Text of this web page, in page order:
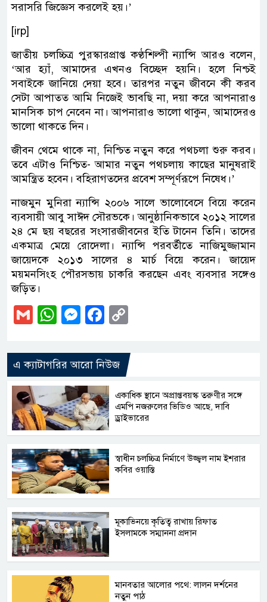
সরাসরি জিজ্ঞেস করলেই হয়।’
[irp]
জাতীয় চলচ্চিত্র পুরস্কারপ্রাপ্ত কণ্ঠশিল্পী ন্যান্সি আরও বলেন,
‘আর হ্যাঁ, আমাদের এখনও বিচ্ছেদ হয়নি। হলে নিশ্চই
সবাইকে জানিয়ে দেয়া হবে। তারপর নতুন জীবনে কী করব
সেটা আপাতত আমি নিজেই ভাবছি না, দয়া করে আপনারাও
মানসিক চাপ নেবেন না। আপনারাও ভালো থাকুন, আমাদেরও
ভালো থাকতে দিন।
জীবন থেমে থাকে না, নিশ্চিত নতুন করে পথচলা শুরু করব।
তবে এটাও নিশ্চিত- আমার নতুন পথচলায় কাছের মানুষরাই
আমন্ত্রিত হবেন। বহিরাগতদের প্রবেশ সম্পূর্ণরূপে নিষেধ।’
নাজমুন মুনিরা ন্যান্সি ২০০৬ সালে ভালোবেসে বিয়ে করেন
ব্যবসায়ী আবু সাঈদ সৌরভকে। আনুষ্ঠানিকভাবে ২০১২ সালের
২৪ মে ছয় বছরের সংসারজীবনের ইতি টানেন তিনি। তাদের
একমাত্র মেয়ে রোদেলা। ন্যান্সি পরবর্তীতে নাজিমুজ্জামান
জায়েদকে ২০১৩ সালের ৪ মার্চ বিয়ে করেন। জায়েদ
ময়মনসিংহ পৌরসভায় চাকরি করছেন এবং ব্যবসার সঙ্গেও
জড়িত।
GmailWhatsApp
Messenger
Facebook
এ ক্যাটাগরির আরো নিউজ
একাধিক স্থানে অপ্রাপ্তবয়স্ক তরুণীর সঙ্গে
এমপি নজরুলের ভিডিও আছে, দাবি
ড্রাইভারের
স্বাধীন চলচ্চিত্র নির্মাণে উজ্জ্বল নাম ইশরার
কবির ওয়াস্তি
মূকাভিনয়ে কৃতিত্ব রাখায় রিফাত
ইসলামকে সম্মাননা প্রদান
মানবতার আলোর পথে: লালন দর্শনের
নতুন পাঠ